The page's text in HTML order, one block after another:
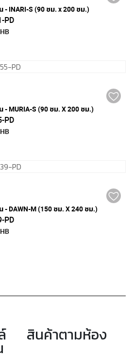
- INARI-S (90 ซม. x 200 ซม.)
PD
- MURIA-S (90 ซม. X 200 ซม.)
PD
- DAWN-M (150 ซม. X 240 ซม.)
PD
สินค้าตามห้อง